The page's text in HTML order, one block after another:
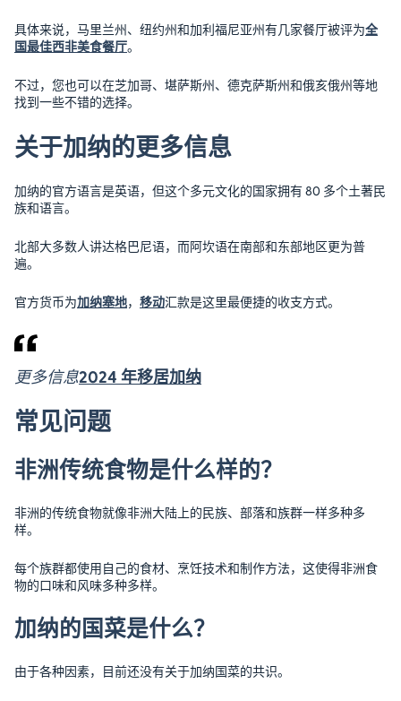
具体来说，马里兰州、纽约州和加利福尼亚州有几家餐厅被评为全
国最佳西非美食餐厅。
不过，您也可以在芝加哥、堪萨斯州、德克萨斯州和俄亥俄州等地
找到一些不错的选择。
关于加纳的更多信息
加纳的官方语言是英语，但这个多元文化的国家拥有 80 多个土著民
族和语言。
北部大多数人讲达格巴尼语，而阿坎语在南部和东部地区更为普
遍。
官方货币为加纳塞地， 移动汇款是这里最便捷的收支方式。
更多信息2024 年移居加纳
常见问题
非洲传统食物是什么样的？
非洲的传统食物就像非洲大陆上的民族、部落和族群一样多种多
样。
每个族群都使用自己的食材、烹饪技术和制作方法，这使得非洲食
物的口味和风味多种多样。
加纳的国菜是什么？
由于各种因素，目前还没有关于加纳国菜的共识。